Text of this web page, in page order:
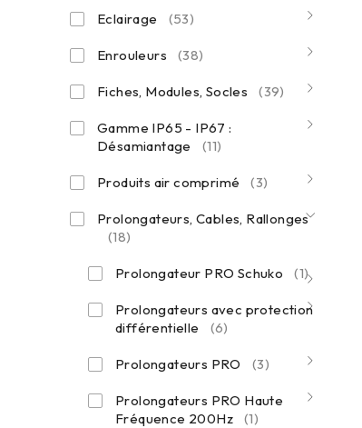
Eclairage (53)
Enrouleurs (38)
Fiches, Modules, Socles (39)
Gamme IP65 - IP67 :
Désamiantage
(11)
Produits air comprimé (3)
Prolongateurs, Cables, Rallonges
(18)
Prolongateur PRO Schuko (1)
Prolongateurs avec protection
différentielle
(6)
Prolongateurs PRO (3)
Prolongateurs PRO Haute
Fréquence 200Hz
(1)